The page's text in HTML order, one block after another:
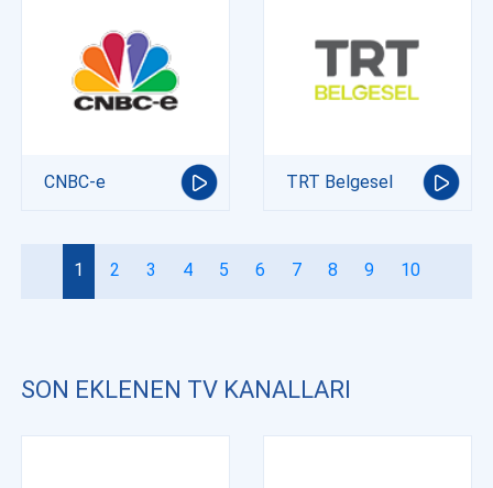
CNBC-e TRT Belgesel
1 2 3 4 5 6 7 8 9 10
SON EKLENEN TV KANALLARI